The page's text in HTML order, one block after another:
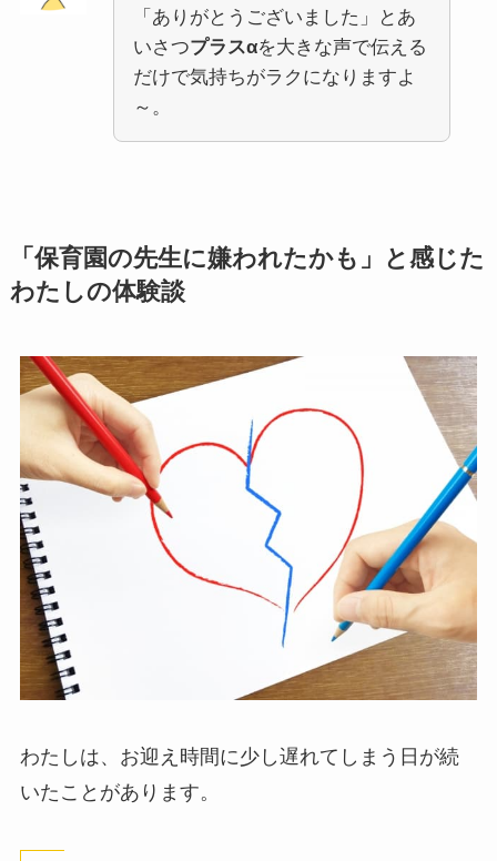
「ありがとうございました」とあ
いさつプラスαを大きな声で伝える
だけで気持ちがラクになりますよ
～。
「保育園の先生に嫌われたかも」と感じた
わたしの体験談
わたしは、お迎え時間に少し遅れてしまう日が続
いたことがあります。